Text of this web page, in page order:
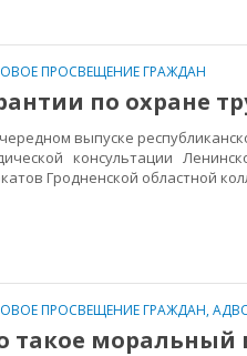
ПРОСВЕЩЕНИЕ ГРАЖДАН
по охране
выпуске
консультации
Гродненской областной
ПРОСВЕЩЕНИЕ ГРАЖДАН,
такое моральный